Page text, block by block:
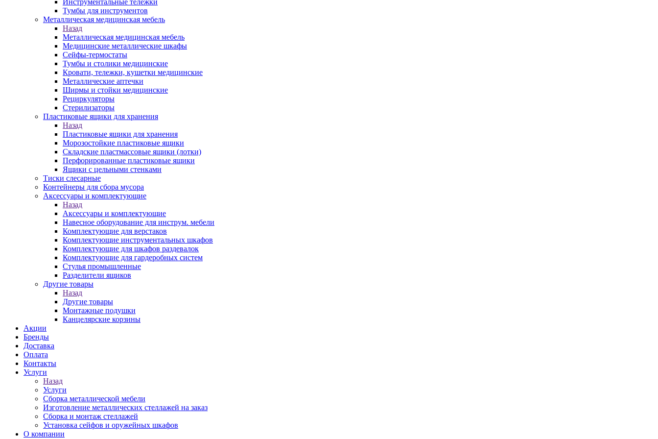
Инструментальные тележки
Тумбы для инструментов
Металлическая медицинская мебель
Назад
Металлическая медицинская мебель
Медицинские металлические шкафы
Сейфы-термостаты
Тумбы и столики медицинские
Кровати, тележки, кушетки медицинские
Металлические аптечки
Ширмы и стойки медицинские
Рециркуляторы
Стерилизаторы
Пластиковые ящики для хранения
Назад
Пластиковые ящики для хранения
Морозостойкие пластиковые ящики
Складские пластмассовые ящики (лотки)
Перфорированные пластиковые ящики
Ящики с цельными стенками
Тиски слесарные
Контейнеры для сбора мусора
Аксессуары и комплектующие
Назад
Аксессуары и комплектующие
Навесное оборудование для инструм. мебели
Комплектующие для верстаков
Комплектующие инструментальных шкафов
Комплектующие для шкафов раздевалок
Комплектующие для гардеробных систем
Стулья промышленные
Разделители ящиков
Другие товары
Назад
Другие товары
Монтажные подушки
Канцелярские корзины
Акции
Бренды
Доставка
Оплата
Контакты
Услуги
Назад
Услуги
Сборка металлической мебели
Изготовление металлических стеллажей на заказ
Сборка и монтаж стеллажей
Установка сейфов и оружейных шкафов
О компании